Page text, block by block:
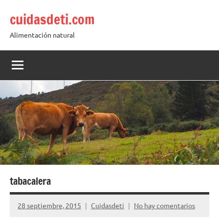
contenido
cuidasdeti.com
Alimentación natural
tabacalera
28 septiembre, 2015 Cuidasdeti No hay comentarios